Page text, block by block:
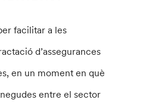
facilitar a les
d’assegurances
en un moment en què
entre el sector